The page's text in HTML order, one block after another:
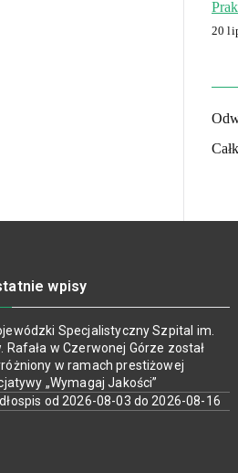
20
wpisy
Specjalistyczny Szpital im.
Rafała w Czerwonej Górze został
w ramach prestiżowej
„Wymagaj Jakości”
od 2026-08-03 do 2026-08-16